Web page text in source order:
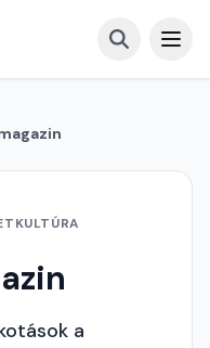
a